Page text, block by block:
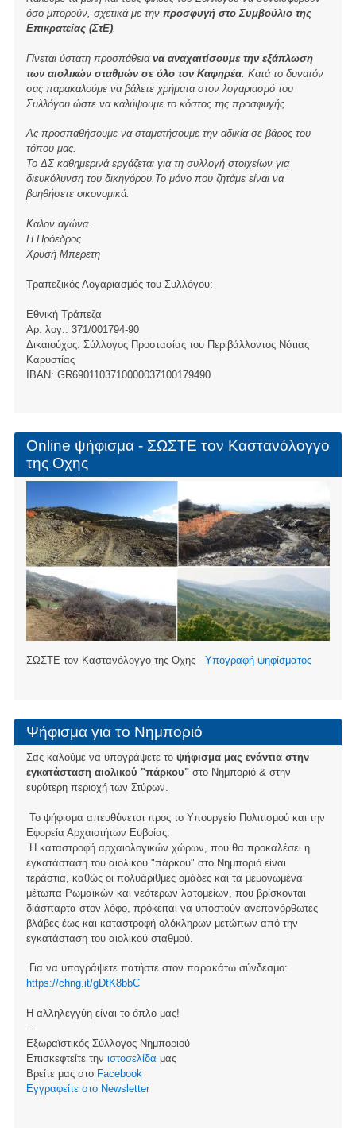
όσο μπορούν, σχετικά με την προσφυγή στο Συμβούλιο της
Επικρατείας (ΣτΕ).
Γίνεται ύστατη προσπάθεια να αναχαιτίσουμε την εξάπλωση
των αιολικών σταθμών σε όλο τον Καφηρέα. Κατά το δυνατόν
σας παρακαλούμε να βάλετε χρήματα στον λογαριασμό του
Συλλόγου ώστε να καλύψουμε το κόστος της προσφυγής.
Ας προσπαθήσουμε να σταματήσουμε την αδικία σε βάρος του
τόπου μας.
Το ΔΣ καθημερινά εργάζεται για τη συλλογή στοιχείων για
διευκόλυνση του δικηγόρου.Το μόνο που ζητάμε είναι να
βοηθήσετε οικονομικά.
Καλον αγώνα.
Η Πρόεδρος
Χρυσή Μπερετη
Τραπεζικός Λογαριασμός του Συλλόγου:
Εθνική Τράπεζα
Αρ. λογ.: 371/001794-90
Δικαιούχος: Σύλλογος Προστασίας του Περιβάλλοντος Νότιας
Καρυστίας
ΙBAN: GR6901103710000037100179490
Online ψήφισμα - ΣΩΣΤΕ τον Καστανόλογγο
της Οχης
ΣΩΣΤΕ τον Καστανόλογγο της Οχης - Υπογραφή ψηφίσματος
Ψήφισμα για το Νημποριό
Σας καλούμε να υπογράψετε το ψήφισμα μας ενάντια στην
εγκατάσταση αιολικού "πάρκου"στο Νημποριό & στην
ευρύτερη περιοχή των Στύρων.
Το ψήφισμα απευθύνεται προς το Υπουργείο Πολιτισμού και την
Εφορεία Αρχαιοτήτων Ευβοίας.
Η καταστροφή αρχαιολογικών χώρων, που θα προκαλέσει η
εγκατάσταση του αιολικού "πάρκου" στο Νημποριό είναι
τεράστια, καθώς οι πολυάριθμες ομάδες και τα μεμονωμένα
μέτωπα Ρωμαϊκών και νεότερων λατομείων, που βρίσκονται
διάσπαρτα στον λόφο, πρόκειται να υποστούν ανεπανόρθωτες
βλάβες έως και καταστροφή ολόκληρων μετώπων από την
εγκατάσταση του αιολικού σταθμού.
Για να υπογράψετε πατήστε στον παρακάτω σύνδεσμο:
https://chng.it/gDtK8bbC
Η αλληλεγγύη είναι το όπλο μας!
--
Εξωραϊστικός Σύλλογος Νημποριού
Επισκεφτείτε την ιστοσελίδα μας
Βρείτε μας στο Facebook
Eγγραφείτε στο Newsletter